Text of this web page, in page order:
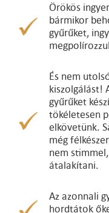
Örökös
bármikor
gyűrűket,
És nem
kiszolgálást!
gyűrűket
tökéletesen
elkövetünk.
még
nem
átalakítani.
Az azonnali
hordtátok